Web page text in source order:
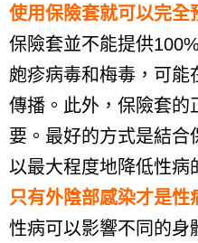
使用保險套就可以完全
保險套並不能提供100%
皰疹病毒和梅毒，可能
傳播。此外，保險套的
要。最好的方式是結合
以最大程度地降低性病
只有外陰部感染才是性
性病可以影響不同的身